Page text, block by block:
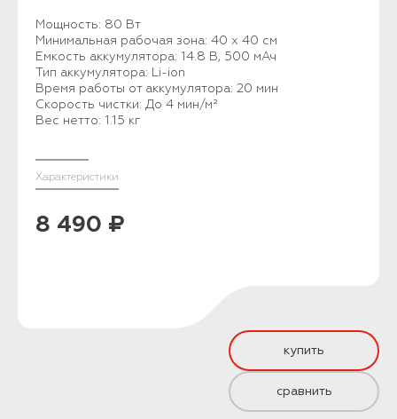
Мощность: 80 Вт
Минимальная рабочая зона: 40 х 40 см
Емкость аккумулятора: 14.8 В, 500 мАч
Тип аккумулятора: Li-ion
Время работы от аккумулятора: 20 мин
Скорость чистки: До 4 мин/м²
Вес нетто: 1.15 кг
Характеристики
8 490 ₽
купить
сравнить